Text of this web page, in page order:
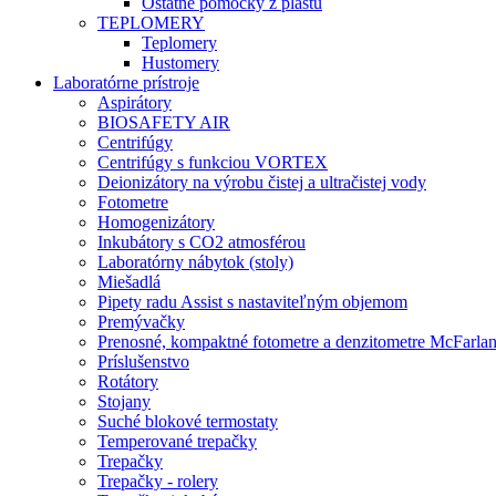
TEPLOMERY
Teplomery
Hustomery
Laboratórne prístroje
Aspirátory
BIOSAFETY AIR
Centrifúgy
Centrifúgy s funkciou VORTEX
Deionizátory na výrobu čistej a ultračistej vody
Fotometre
Homogenizátory
Inkubátory s CO2 atmosférou
Laboratórny nábytok (stoly)
Miešadlá
Pipety radu Assist s nastaviteľným objemom
Premývačky
Prenosné, kompaktné fotometre a denzitometre
Príslušenstvo
Rotátory
Stojany
Suché blokové termostaty
Temperované trepačky
Trepačky
Trepačky - rolery